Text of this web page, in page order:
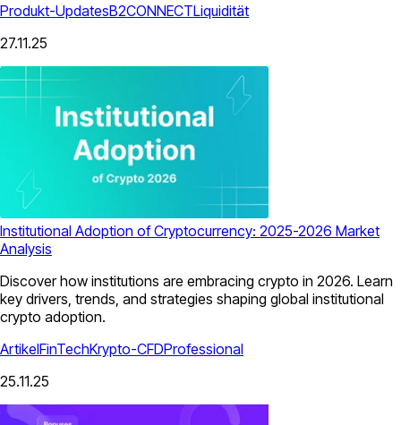
Produkt-UpdatesB2CONNECTLiquidität
27.11.25
Institutional Adoption of Cryptocurrency: 2025-2026 Market
Analysis
Discover how institutions are embracing crypto in 2026. Learn
key drivers, trends, and strategies shaping global institutional
crypto adoption.
ArtikelFinTechKrypto-CFDProfessional
25.11.25